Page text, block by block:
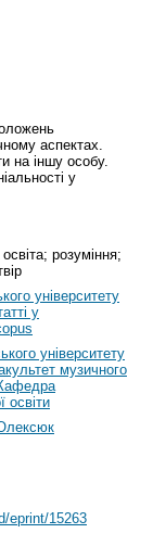
аспектах.
на іншу особу.
у
розуміння;
університету
у
університету
музичного
освіти
eprint/15263